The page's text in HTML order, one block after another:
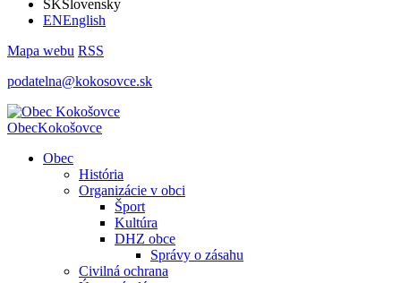
SKSlovensky
ENEnglish
Mapa webu RSS
podatelna@kokosovce.sk
ObecKokošovce
Obec
História
Organizácie v obci
Šport
Kultúra
DHZ obce
Správy o zásahu
Civilná ochrana